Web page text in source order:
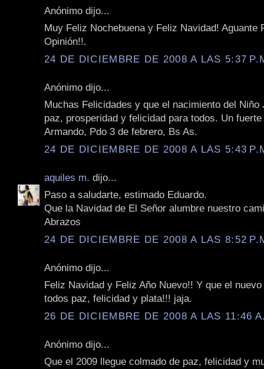
Anónimo dijo...
Muy Feliz Nochebuena y Feliz Navidad! Aguante
Opinión!!.
24 DE DICIEMBRE DE 2008 A LAS 5:37
Anónimo dijo...
Muchas Felicidades y que el nacimiento del Niño
paz, prosperidad y felicidad para todos. Un
Armando, Pdo 3 de febrero, Bs As.
24 DE DICIEMBRE DE 2008 A LAS 5:43
aquiles m. dijo...
Paso a saludarte, estimado Eduardo.
Que la Navidad de El Señor alumbre nuestro
Abrazos
24 DE DICIEMBRE DE 2008 A LAS 8:52
Anónimo dijo...
Feliz Navidad y Feliz Año Nuevo!! Y que el
todos paz, felicidad y plata!!! jaja.
26 DE DICIEMBRE DE 2008 A LAS 11:46
Anónimo dijo...
Que el 2009 llegue colmado de paz, felicidad y